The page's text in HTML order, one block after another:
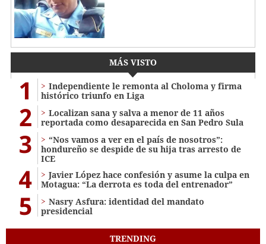
MÁS VISTO
1
Independiente le remonta al Choloma y firma
histórico triunfo en Liga
2
Localizan sana y salva a menor de 11 años
reportada como desaparecida en San Pedro Sula
3
“Nos vamos a ver en el país de nosotros”:
hondureño se despide de su hija tras arresto de
ICE
4
Javier López hace confesión y asume la culpa en
Motagua: “La derrota es toda del entrenador”
5
Nasry Asfura: identidad del mandato
presidencial
TRENDING